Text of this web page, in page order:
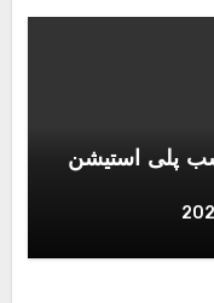
پلی استیشن